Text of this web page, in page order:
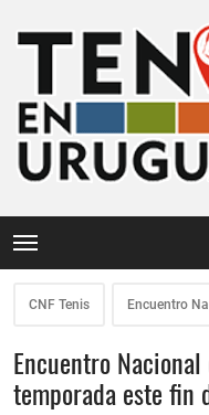
CNF Tenis Encuentro
Encuentro
temporada este fin